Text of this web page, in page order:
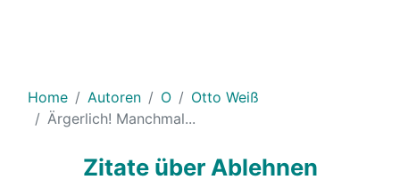
Home Autoren O
Otto Weiß
Ärgerlich! Manchmal...
Zitate über Ablehnen